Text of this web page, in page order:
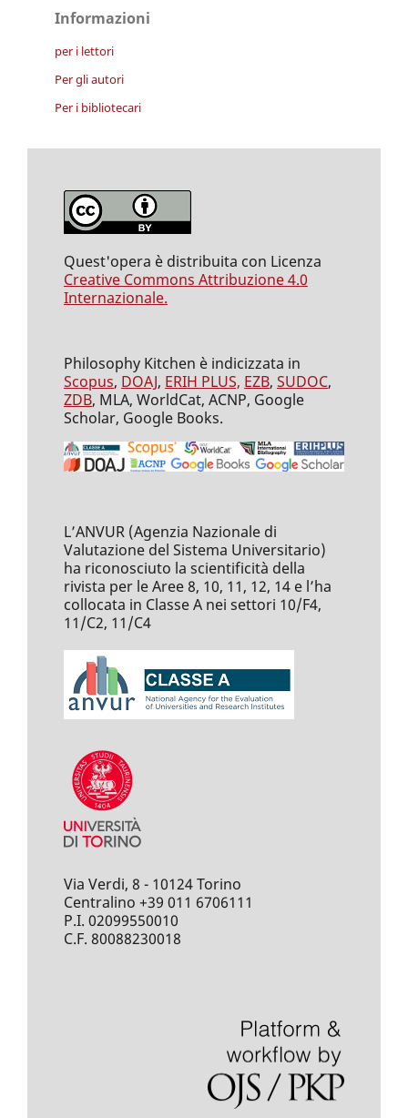
Informazioni
per i lettori
Per gli autori
Per i bibliotecari
Quest'opera è distribuita con Licenza
Creative Commons Attribuzione 4.0
Internazionale.
Philosophy Kitchen è indicizzata in
Scopus, DOAJ, ERIH PLUS, EZB, SUDOC,
ZDB, MLA, WorldCat, ACNP, Google
Scholar, Google Books.
L’ANVUR (Agenzia Nazionale di
Valutazione del Sistema Universitario)
ha riconosciuto la scientificità della
rivista per le Aree 8, 10, 11, 12, 14 e l’ha
collocata in Classe A nei settori 10/F4,
11/C2, 11/C4
Via Verdi, 8 - 10124 Torino
Centralino +39 011 6706111
P.I. 02099550010
C.F. 80088230018